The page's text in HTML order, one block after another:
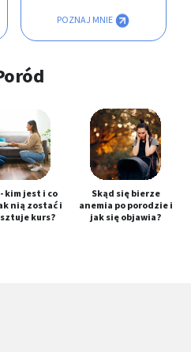
POZNAJ MNIE
kim jest i co
nią zostać i
kurs?
Skąd się bierze
anemia po porodzie i
jak się objawia?